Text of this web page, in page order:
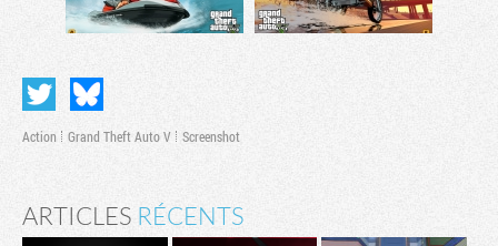
Action Grand Theft Auto V Screenshot
ARTICLES RÉCENTS